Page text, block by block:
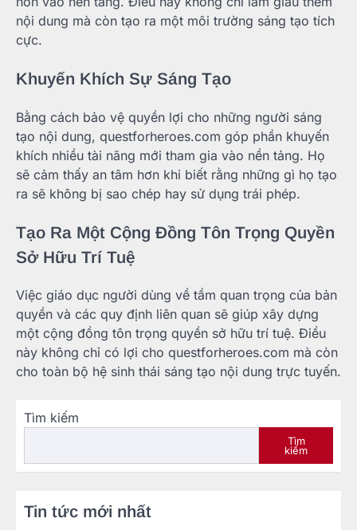
nội dung mà còn tạo ra một môi trường sáng tạo tích
cực.
Khuyến Khích Sự Sáng Tạo
Bằng cách bảo vệ quyền lợi cho những người sáng
tạo nội dung, questforheroes.com góp phần khuyến
khích nhiều tài năng mới tham gia vào nền tảng. Họ
sẽ cảm thấy an tâm hơn khi biết rằng những gì họ tạo
ra sẽ không bị sao chép hay sử dụng trái phép.
Tạo Ra Một Cộng Đồng Tôn Trọng Quyền
Sở Hữu Trí Tuệ
Việc giáo dục người dùng về tầm quan trọng của bản
quyền và các quy định liên quan sẽ giúp xây dựng
một cộng đồng tôn trọng quyền sở hữu trí tuệ. Điều
này không chỉ có lợi cho questforheroes.com mà còn
cho toàn bộ hệ sinh thái sáng tạo nội dung trực tuyến.
Tìm kiếm
Tìm
kiếm
Tin tức mới nhất